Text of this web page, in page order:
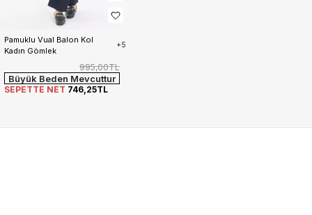
Pamuklu Vual Balon Kol
Kadın Gömlek
+5
995,00TL
Büyük Beden Mevcuttur
SEPETTE NET 746,25TL